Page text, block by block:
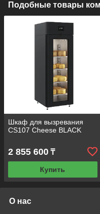
Подобные товары
Шкаф для вызревания
CS107 Cheese BLACK
2 855 600 ₸
Купить
О нас